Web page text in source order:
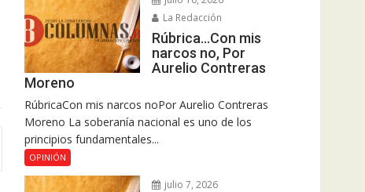
La Redacción
Rúbrica…Con mis
narcos no, Por
Aurelio Contreras
Moreno
RúbricaCon mis narcos noPor Aurelio Contreras
Moreno La soberanía nacional es uno de los
principios fundamentales...
OPINIÓN
julio 7, 2026